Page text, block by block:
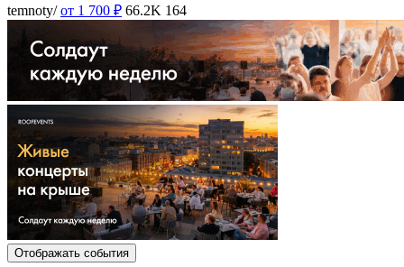
temnoty/ от 1 700 ₽ 66.2K 164
Отображать события